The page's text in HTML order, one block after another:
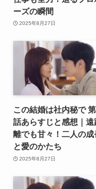
ーズの瞬間
2025年8月27日
この結婚は社内秘で
話あらすじと感想｜遠
離でも甘々！二人の成
と愛のかたち
2025年8月27日